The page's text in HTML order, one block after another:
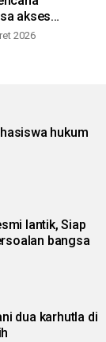
akses
2026
hukum
lantik, Siap
bangsa
dua karhutla di